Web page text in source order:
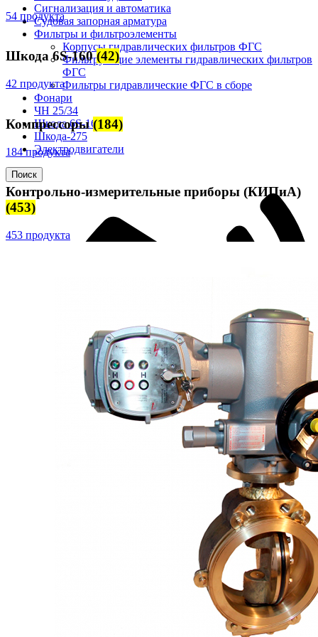
Сигнализация и автоматика
Судовая запорная арматура
Фильтры и фильтроэлементы
Корпусы гидравлических фильтров ФГС
Фильтрующие элементы гидравлических фильтров
ФГС
Фильтры гидравлические ФГС в сборе
Фонари
ЧН 25/34
Шкода 6S-160
Шкода-275
Электродвигатели
Поиск
54 продукта
Шкода 6S-160(42)
42 продукта
Компрессоры(184)
184 продукта
Контрольно-измерительные приборы (КИПиА)
(453)
453 продукта